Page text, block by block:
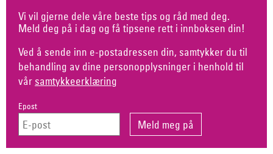
Vi vil gjerne dele våre beste tips og råd med deg.
Meld deg på i dag og få tipsene rett i innboksen din!
Ved å sende inn e-postadressen din, samtykker du til
behandling av dine personopplysninger i henhold til
vår samtykkeerklæring
Epost